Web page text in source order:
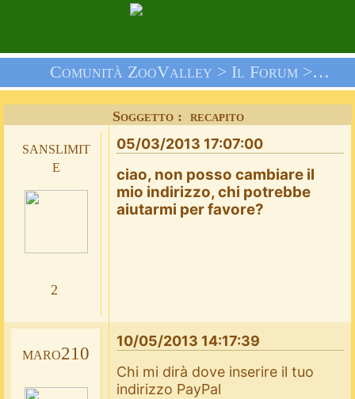
Comunità ZooValley > Il Forum>
Soggetto : recapito
sanslimit
e
2
05/03/2013 17:07:00
ciao, non posso cambiare il
mio indirizzo, chi potrebbe
aiutarmi per favore?
maro210
10/05/2013 14:17:39
Chi mi dirà dove inserire il tuo
indirizzo PayPal